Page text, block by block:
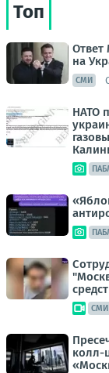
Топ
Ответ
на
СМИ
НАТО
СМИ
колл-